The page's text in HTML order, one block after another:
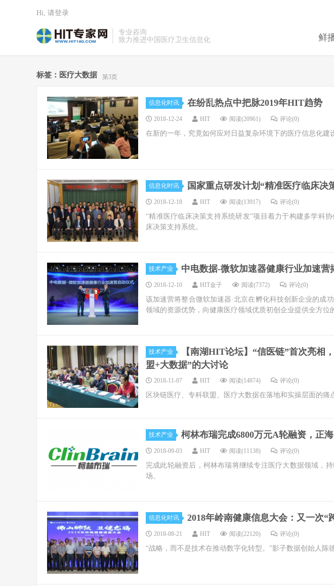
专业咨询
致力推进中国医疗卫生信息化
鲜
Hi, 请登录
标签：医疗大数据 第3页
信息化时讯 在纷乱热点中把脉2019年HIT趋势
2018-12-24 HIT 阅读(20961) 评论(0)
在新的一年，究竟如何应对日益复杂环境下的医疗信息化建
信息化时讯 国家重点研发计划“精准医疗临床决
2018-12-18 HIT 阅读(13917) 评论(0)
“精准医疗临床决策支持系统研发”项目着力于构建多学科
床决策支持系统。
技术产业 中电数据-微软加速器健康行业加速营
2018-12-10 HIT金子 阅读(7372) 评论(0)
该加速营将整合微软加速器·北京在孵化科技创新企业的成
领域的资源优势，向健康医疗领域优质初创企业提供全方位
技术产业
【南湖HIT论坛】“信医链”首次亮相
盟+大数据”的大讨论
2018-11-07 HIT 阅读(14874) 评论(0)
区块链医疗、专科联盟、医疗大数据在落地和实操层面的痛
技术产业 柯林布瑞完成6800万元A轮融资，正
2018-09-03 HIT 阅读(11138) 评论(0)
完成此轮融资后，柯林布瑞将继续专注医疗大数据领域，
场。
信息化时讯 2018年岭南健康信息大会：又一次“
2018-08-21 HIT 阅读(22120) 评论(0)
“战略，而不是技术在推动数字化转型。”影子数据创始人陈